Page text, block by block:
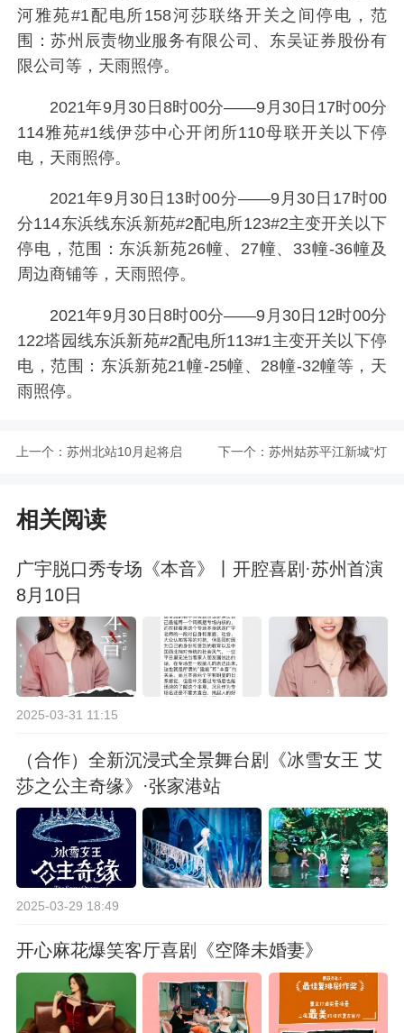
河雅苑#1配电所158河莎联络开关之间停电，范
围：苏州辰责物业服务有限公司、东吴证券股份有
限公司等，天雨照停。
2021年9月30日8时00分——9月30日17时00分
114雅苑#1线伊莎中心开闭所110母联开关以下停
电，天雨照停。
2021年9月30日13时00分——9月30日17时00
分114东浜线东浜新苑#2配电所123#2主变开关以下
停电，范围：东浜新苑26幢、27幢、33幢-36幢及
周边商铺等，天雨照停。
2021年9月30日8时00分——9月30日12时00分
122塔园线东浜新苑#2配电所113#1主变开关以下停
电，范围：东浜新苑21幢-25幢、28幢-32幢等，天
雨照停。
上一个： 苏州北站10月起将启 下一个： 苏州姑苏平江新城“灯
相关阅读
广宇脱口秀专场《本音》丨开腔喜剧·苏州首演
8月10日
2025-03-31 11:15
（合作）全新沉浸式全景舞台剧《冰雪女王 艾
莎之公主奇缘》·张家港站
2025-03-29 18:49
开心麻花爆笑客厅喜剧《空降未婚妻》